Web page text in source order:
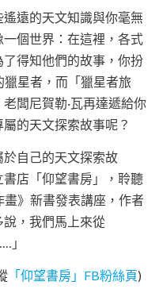
遠的天文知識與你毫無
個世界：在這裡，各式
得知他們的故事，你扮
星者，而「獵星者旅
闆尼賀勒·瓦再達遞給你
的天文探索故事呢？
於自己的天文探索故
店「仰望書房」，聆聽
畫》新書發表講座，作者
，我們馬上來從
」
「仰望書房」FB粉絲頁)